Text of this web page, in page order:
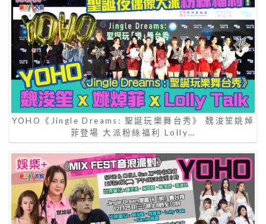
YOHO《Jingle Dreams: 聖誕玩樂舞台秀》 魏浚笙姚焯
菲登場 大派粉絲福利 Lolly…